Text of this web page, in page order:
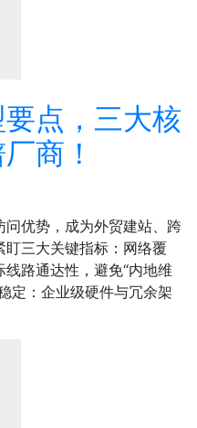
点，三大核
商！
优势，成为外贸建站、跨
三大关键指标：​网络覆
路通达性，避免“内地维
定：企业级硬件与冗余架